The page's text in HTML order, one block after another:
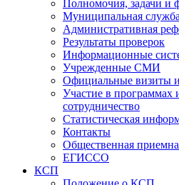
Полномочия, задачи и
Муниципальная служба
Административная
Результаты проверок
Информационные
Учрежденные СМИ
Официальные визиты
Участие в программах
сотрудничество
Статистическая
Контакты
Общественная
ЕГИССО
КСП